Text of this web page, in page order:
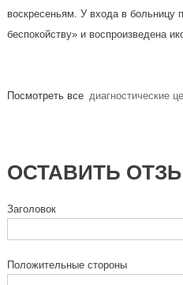
воскресеньям. У входа в больницу
беспокойству» и воспроизведена
Посмотреть все диагностические
ОСТАВИТЬ
Заголовок
Положительные стороны